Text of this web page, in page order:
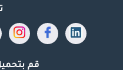
قم